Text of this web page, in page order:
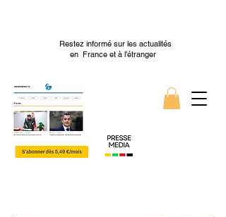
Restez informé sur les actualités
en France et à l’étranger